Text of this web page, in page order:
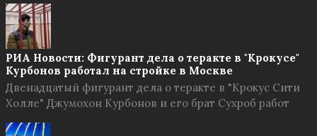
РИА Новости: Фигурант дела о теракте в "Крокусе"
Курбонов работал на стройке в Москве
Двенадцатый фигурант дела о теракте в "Крокус Сити
Холле" Джумохон Курбонов и его брат Сухроб работ